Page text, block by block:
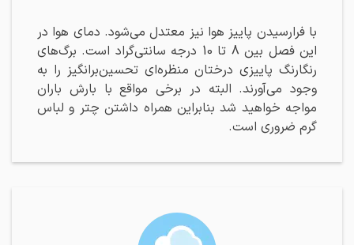
با فرارسیدن پاییز هوا نیز معتدل می‌شود. دمای هوا در
این فصل بین 8 تا 10 درجه سانتی‌گراد است. برگ‌های
رنگارنگ پاییزی درختان منظره‌ای تحسین‌برانگیز را به
وجود می‌آورند. البته در برخی مواقع با بارش باران
مواجه خواهید شد بنابراین همراه داشتن چتر و لباس
گرم ضروری است.